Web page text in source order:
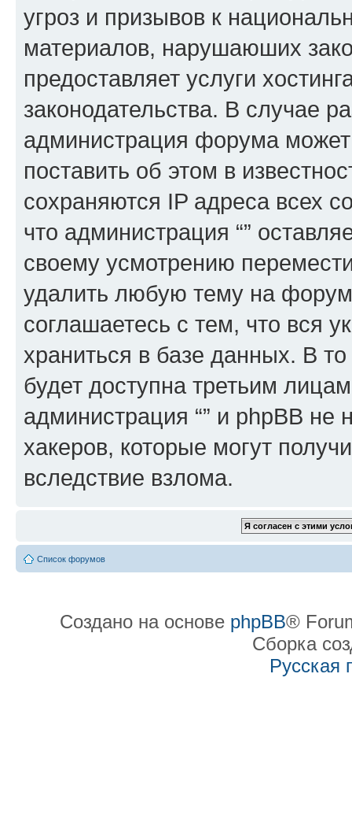
угроз и призывов к
материалов, нарушаюших
предоставляет услуги
законодательства. В случае
администрация форума
поставить об этом в
сохраняются IP адреса всех
что администрация “”
своему усмотрению
удалить любую тему на
соглашаетесь с тем, что вся
храниться в базе данных. В
будет доступна третьим
администрация “” и phpBB не
хакеров, которые могут
вследствие взлома.
Список форумов
Создано на основе phpBB®
Сборка
Русская